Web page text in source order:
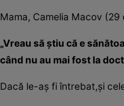
Mama, Camelia Macov
„Vreau să ştiu că e
când nu au mai fost la
Dacă le-aş fi întrebat,şi